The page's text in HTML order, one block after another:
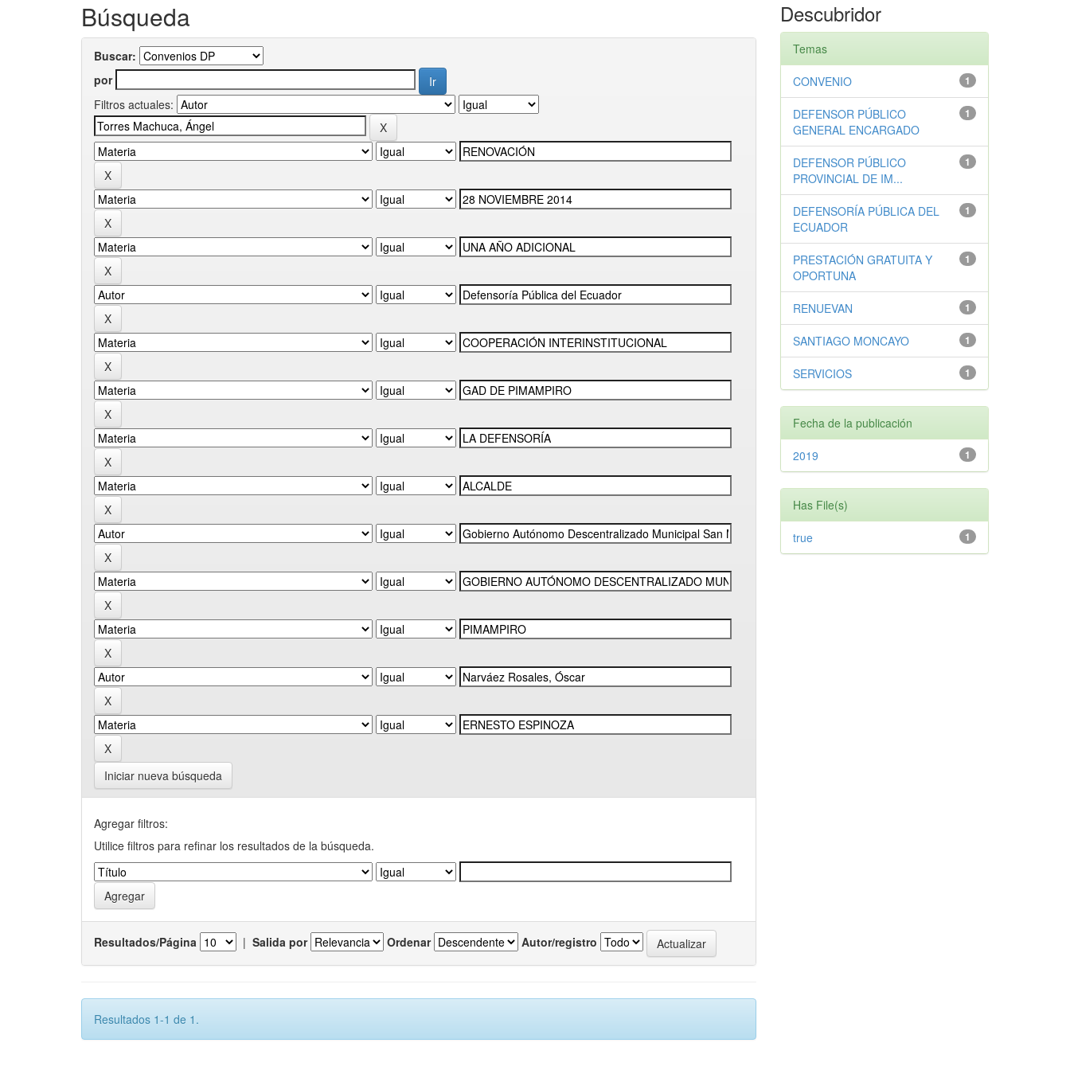
Búsqueda
Buscar:
por
Filtros actuales:
Iniciar nueva búsqueda
Agregar filtros:
Utilice filtros para refinar los resultados de la búsqueda.
Resultados/Página | Salida por Ordenar Autor/registro
Resultados 1-1 de 1.
Descubridor
Temas
1
CONVENIO
1
DEFENSOR PÚBLICO
GENERAL ENCARGADO
1
DEFENSOR PÚBLICO
PROVINCIAL DE IM...
1
DEFENSORÍA PÚBLICA DEL
ECUADOR
1
PRESTACIÓN GRATUITA Y
OPORTUNA
1
RENUEVAN
1
SANTIAGO MONCAYO
1
SERVICIOS
Fecha de la publicación
1
2019
Has File(s)
1
true